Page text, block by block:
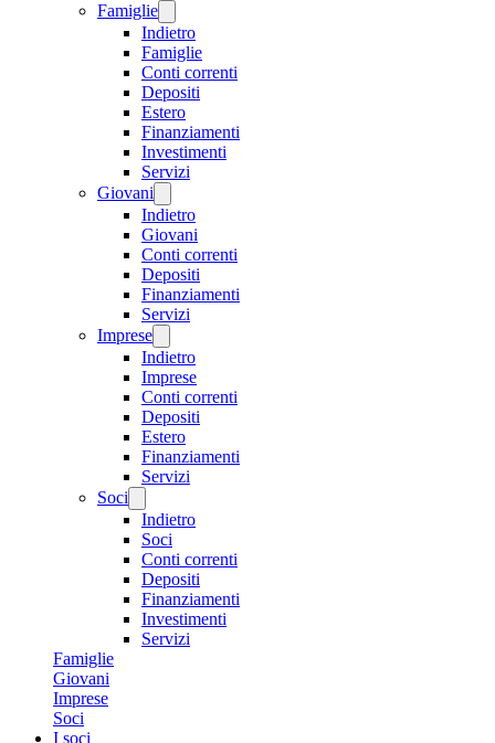
Famiglie
Indietro
Famiglie
Conti correnti
Depositi
Estero
Finanziamenti
Investimenti
Servizi
Giovani
Indietro
Giovani
Conti correnti
Depositi
Finanziamenti
Servizi
Imprese
Indietro
Imprese
Conti correnti
Depositi
Estero
Finanziamenti
Servizi
Soci
Indietro
Soci
Conti correnti
Depositi
Finanziamenti
Investimenti
Servizi
Famiglie
Giovani
Imprese
Soci
I soci